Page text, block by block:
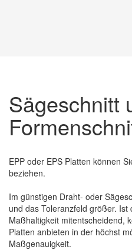
Sägeschnitt
EPP oder EPS Platten können
beziehen.
Im günstigen Draht- oder
und das Toleranzfeld größer.
Maßhaltigkeit mitentscheidend,
Platten anbieten in der höchst
Maßgenauigkeit.